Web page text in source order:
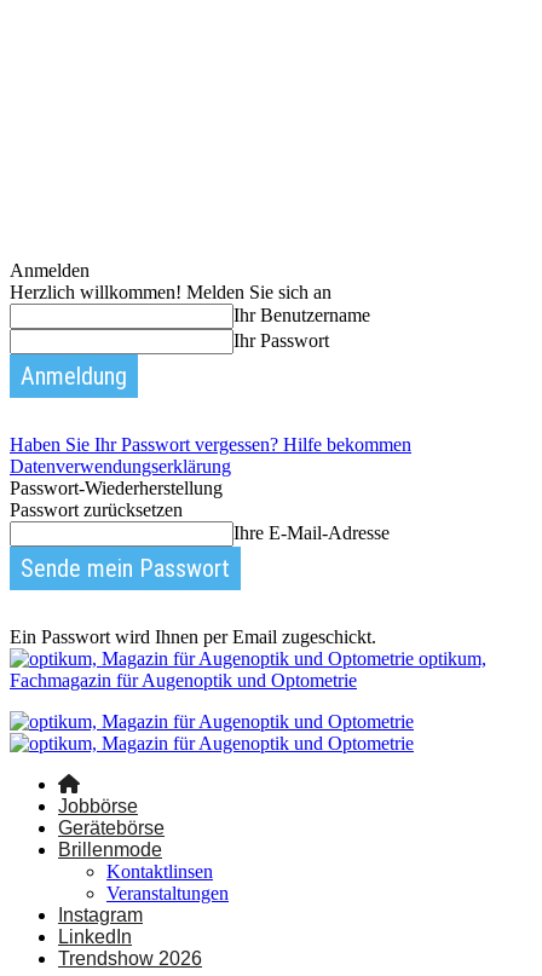
Anmelden
Herzlich willkommen! Melden Sie sich an
Ihr Benutzername
Ihr Passwort
Haben Sie Ihr Passwort vergessen? Hilfe bekommen
Datenverwendungserklärung
Passwort-Wiederherstellung
Passwort zurücksetzen
Ihre E-Mail-Adresse
Ein Passwort wird Ihnen per Email zugeschickt.
optikum,
Fachmagazin für Augenoptik und Optometrie
Jobbörse
Gerätebörse
Brillenmode
Kontaktlinsen
Veranstaltungen
Instagram
LinkedIn
Trendshow 2026